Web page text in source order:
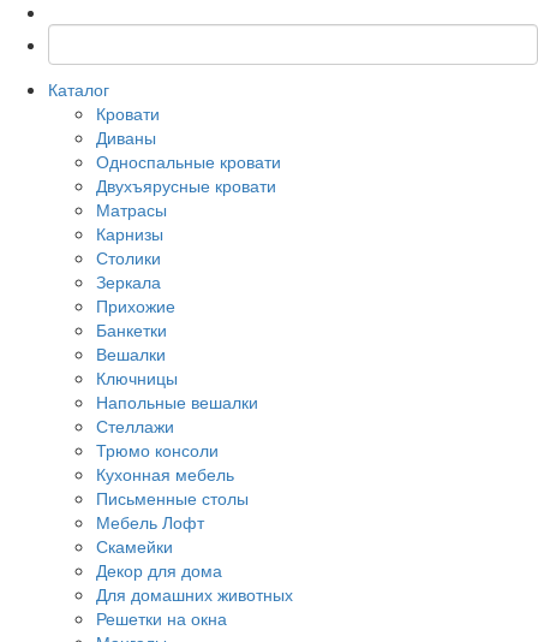
Каталог
Кровати
Диваны
Односпальные кровати
Двухъярусные кровати
Матрасы
Карнизы
Столики
Зеркала
Прихожие
Банкетки
Вешалки
Ключницы
Напольные вешалки
Стеллажи
Трюмо консоли
Кухонная мебель
Письменные столы
Мебель Лофт
Скамейки
Декор для дома
Для домашних животных
Решетки на окна